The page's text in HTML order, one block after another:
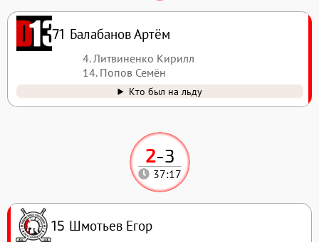
2-3
37:17
15 Шмотьев Егор
71 Балабанов Артём
4. Литвиненко Кирилл
14. Попов Семён
Кто был на льду